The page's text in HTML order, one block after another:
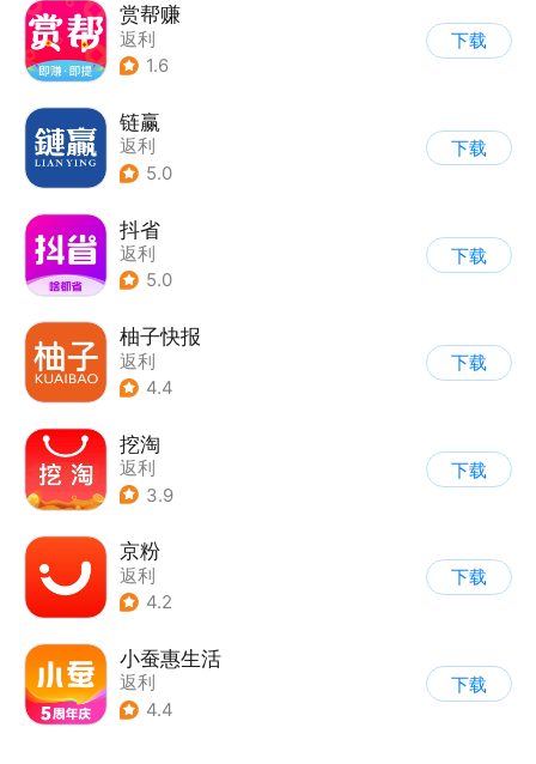
赏帮赚
返利
1.6
下载
链赢
返利
5.0
下载
抖省
返利
5.0
下载
柚子快报
返利
4.4
下载
挖淘
返利
3.9
下载
京粉
返利
4.2
下载
小蚕惠生活
返利
4.4
下载